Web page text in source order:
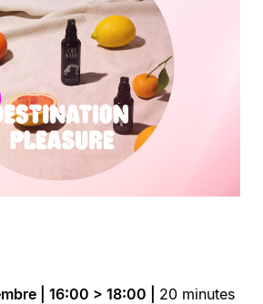
| 16:00 > 18:00 | 20 minutes